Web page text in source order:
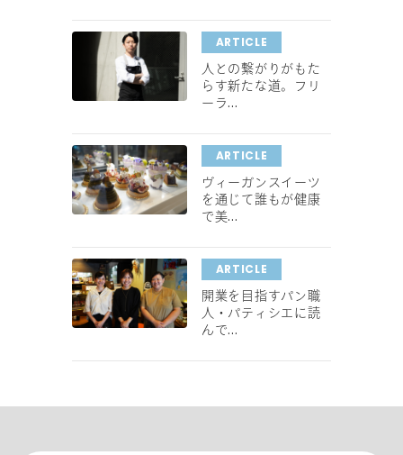
ARTICLE
人との繋がりがもた
らす新たな道。フリ
ーラ...
ARTICLE
ヴィーガンスイーツ
を通じて誰もが健康
で美...
ARTICLE
開業を目指すパン職
人・パティシエに読
んで...